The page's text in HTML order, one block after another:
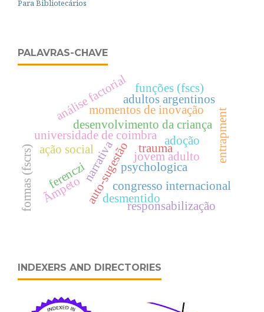
Para Bibliotecários
PALAVRAS-CHAVE
auto-sugestão
universidade de coimbra
psychologica
desenvolvimento da criança
análise factorial
narrativa
momentos de inovação entrapment
congresso internacional
adultos argentinos
ação social jovem adulto
ferenczi
trauma
desmentido
Ãmpeto
formas (fscrs)
funções (fscs)
responsabilização
adoção
INDEXERS AND DIRECTORIES